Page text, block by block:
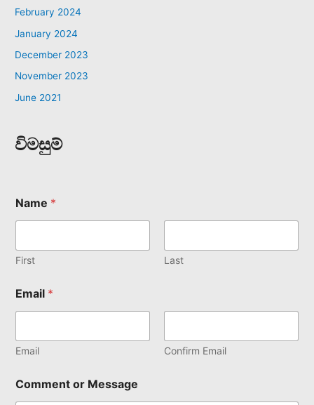
February 2024
January 2024
December 2023
November 2023
June 2021
විමසුම්
Name *
First Last
Email *
Email Confirm Email
Comment or Message